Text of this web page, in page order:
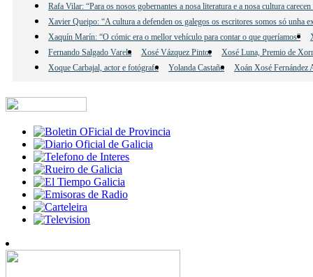
Rafa Vilar: “Para os nosos gobernantes a nosa literatura e a nosa cultura
Xavier Queipo: “A cultura a defenden os galegos os escritores somos só unha
Xaquín Marín: “O cómic era o mellor vehículo para contar o que queríamos”
Fernando Salgado Varela
Xosé Vázquez Pintor
Xosé Luna, Premio de
Xoque Carbajal, actor e fotógrafo
Yolanda Castaño Xoán Xosé Fernández